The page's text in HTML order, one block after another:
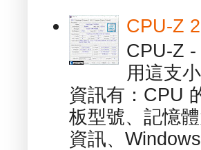
CPU-Z
CPU-Z
用這支
資訊有：CPU
板型號、記憶
資訊、